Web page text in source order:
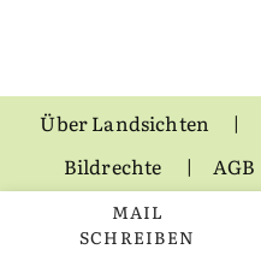
MAIL
SCHREIBEN
Über Landsichten
Bildrechte
AGB